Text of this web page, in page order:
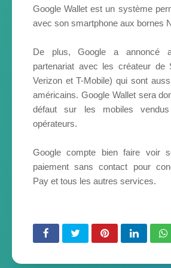
Google Wallet est un système
avec son smartphone aux bornes
De plus, Google a annoncé
partenariat avec les créateur de
Verizon et T-Mobile) qui sont
américains. Google Wallet sera
défaut sur les mobiles
opérateurs.
Google compte bien faire voir
paiement sans contact pour
Pay et tous les autres services.